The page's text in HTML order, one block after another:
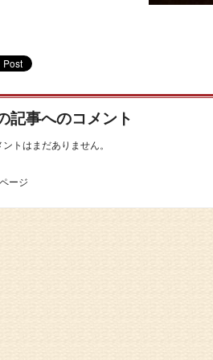
記事へのコメント
ントはまだありません。
ージ